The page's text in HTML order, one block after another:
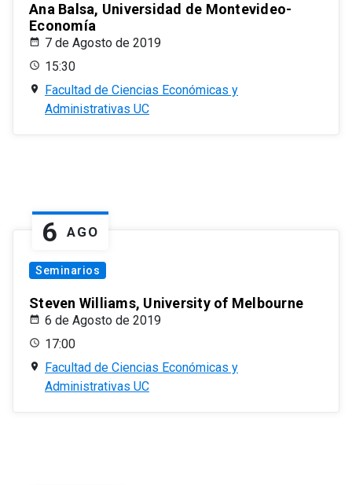
Ana Balsa, Universidad de Montevideo-
Economía
7 de Agosto de 2019
15:30
Facultad de Ciencias Económicas y
Administrativas UC
6 AGO
Seminarios
Steven Williams, University of Melbourne
6 de Agosto de 2019
17:00
Facultad de Ciencias Económicas y
Administrativas UC